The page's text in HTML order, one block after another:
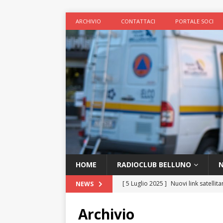
ARCHIVIO CONTATTACI PORTALE SOCI
HOME RADIOCLUB BELLUNO
NEWS [ 5 Luglio 2025 ] Nuovi link
[ 7 Gennaio 2025 ]
Archivio